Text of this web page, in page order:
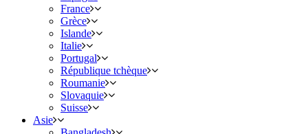
France
Grèce
Islande
Italie
Portugal
République tchèque
Roumanie
Slovaquie
Suisse
Asie